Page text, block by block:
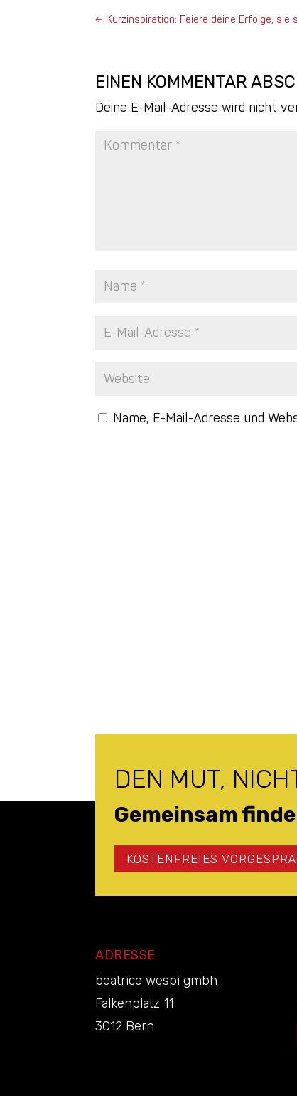
← Kurzinspiration: Feiere deine Erfolge, sie
EINEN KOMMENTAR
Deine E-Mail-Adresse wird nicht
Name, E-Mail-Adresse und
DEN MUT,
Gemeinsam
KOSTENFREIES
ADRESSE
beatrice wespi gmbh
Falkenplatz 11
3012 Bern